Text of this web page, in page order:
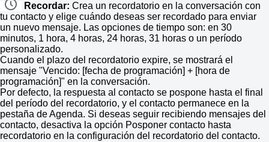
Recordar: Crea un recordatorio en la conversación con
tu contacto y elige cuándo deseas ser recordado para enviar
un nuevo mensaje. Las opciones de tiempo son: en 30
minutos, 1 hora, 4 horas, 24 horas, 31 horas o un período
personalizado.
Cuando el plazo del recordatorio expire, se mostrará el
mensaje "Vencido: [fecha de programación] + [hora de
programación]" en la conversación.
Por defecto, la respuesta al contacto se pospone hasta el final
del período del recordatorio, y el contacto permanece en la
pestaña de Agenda. Si deseas seguir recibiendo mensajes del
contacto, desactiva la opción Posponer contacto hasta
recordatorio en la configuración del recordatorio del contacto.